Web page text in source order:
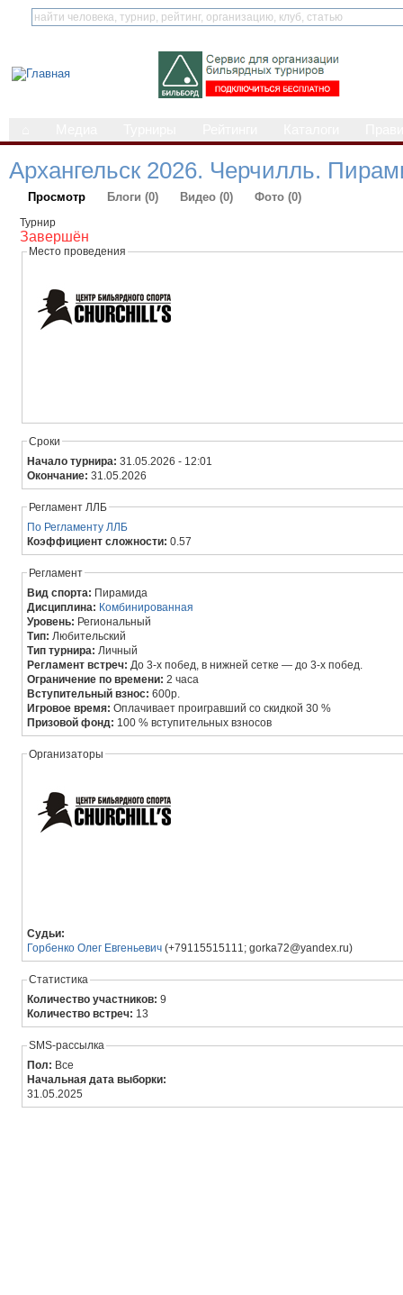
Архангельск 2026. Черчилль.
Просмотр Блоги (0) Видео (0) Фото (0)
Турнир
Завершён
Место проведения
Сроки
Начало турнира:31.05.2026 - 12:01
Окончание:31.05.2026
Регламент ЛЛБ
По Регламенту ЛЛБ
Коэффициент сложности:0.57
Регламент
Вид спорта: Пирамида
Дисциплина: Комбинированная
Уровень: Региональный
Тип: Любительский
Тип турнира: Личный
Регламент встреч: До 3-х побед, в нижней сетке — до 3-х побед.
Ограничение по времени:2 часа
Вступительный взнос:600р.
Игровое время:Оплачивает проигравший со скидкой 30 %
Призовой фонд: 100 % вступительных взносов
Организаторы
Судьи:
Горбенко Олег Евгеньевич (+79115515111; gorka72@yandex.ru)
Статистика
Количество участников:9
Количество встреч: 13
SMS-рассылка
Пол: Все
Начальная дата выборки:
31.05.2025